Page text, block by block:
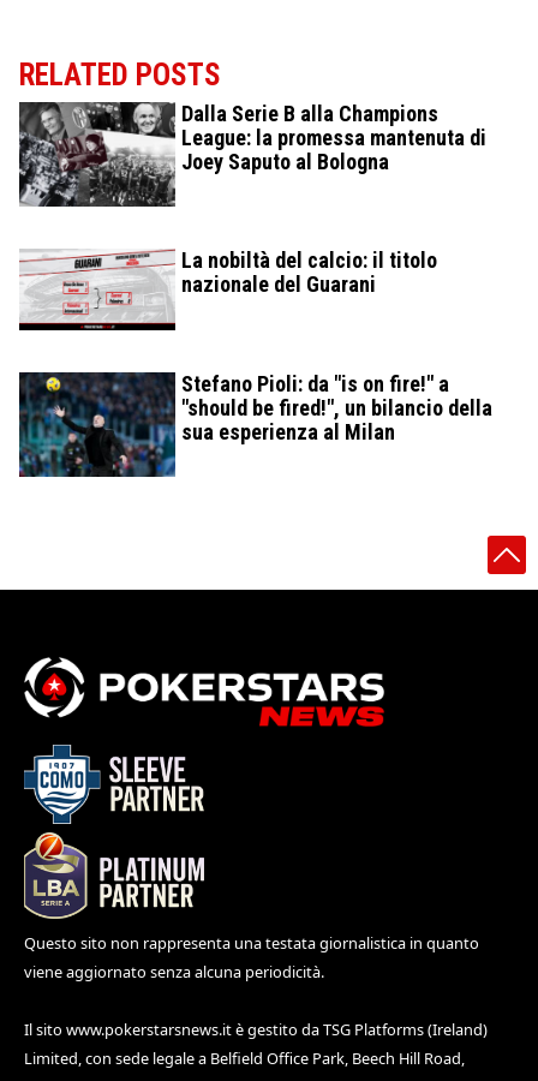
RELATED POSTS
Dalla Serie B alla Champions
League: la promessa mantenuta di
Joey Saputo al Bologna
La nobiltà del calcio: il titolo
nazionale del Guarani
Stefano Pioli: da "is on fire!" a
"should be fired!", un bilancio della
sua esperienza al Milan
Questo sito non rappresenta una testata giornalistica in quanto
viene aggiornato senza alcuna periodicità.
Il sito www.pokerstarsnews.itè gestito da TSG Platforms (Ireland)
Limited, con sede legale a Belfield Office Park, Beech Hill Road,